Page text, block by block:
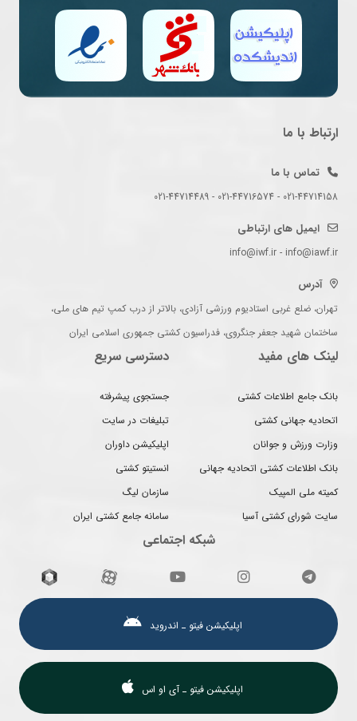
ارتباط با ما
تماس با ما
021-44714158 - 021-44716574 - 021-44714489
ایمیل های ارتباطی
info@iwf.ir - info@iawf.ir
آدرس
تهران، ضلع غربی استادیوم ورزشی آزادی، بالاتر از درب کمپ تیم های ملی،
ساختمان شهید جعفر جنگروی، فدراسیون کشتی جمهوری اسلامی ایران
لینک های مفید
بانک جامع اطلاعات کشتی
اتحادیه جهانی کشتی
وزارت ورزش و جوانان
بانک اطلاعات کشتی اتحادیه جهانی
کمیته ملی المپیک
سایت شورای کشتی آسیا
دسترسی سریع
جستجوی پیشرفته
تبلیغات در سایت
اپلیکیشن داوران
انستیتو کشتی
سازمان لیگ
سامانه جامع کشتی ایران
شبکه اجتماعی
اپلیکیشن فیتو ـ اندروید
اپلیکیشن فیتو ـ آی او اس